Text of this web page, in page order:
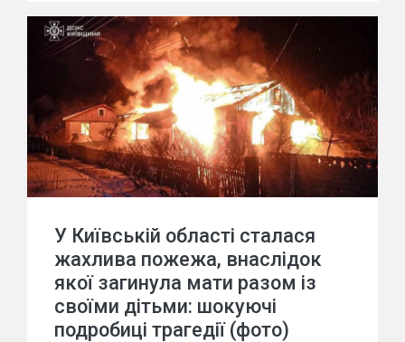
У Київській області сталася
жахлива пожежа, внаслідок
якої загинула мати разом із
своїми дітьми: шокуючі
подробиці трагедії (фото)